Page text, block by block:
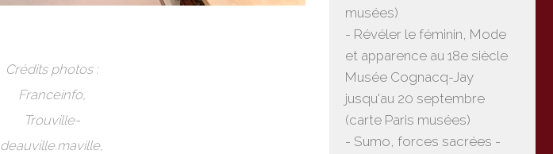
Crédits photos :
Franceinfo,
Trouville-
deauville.maville,
musées)
- Révéler le féminin, Mode
et apparence au 18e siècle
Musée Cognacq-Jay
jusqu'au 20 septembre
(carte Paris musées)
- Sumo, forces sacrées -